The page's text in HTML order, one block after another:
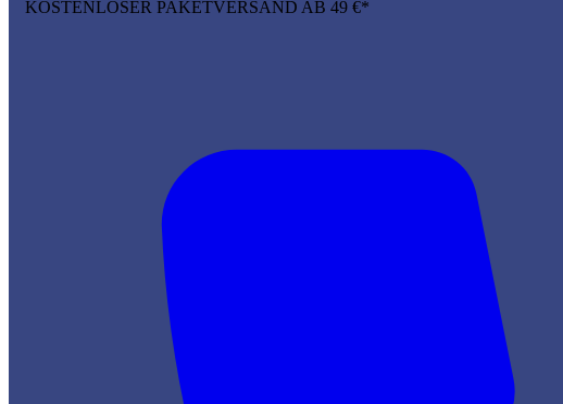
KOSTENLOSER PAKETVERSAND AB 49 €*